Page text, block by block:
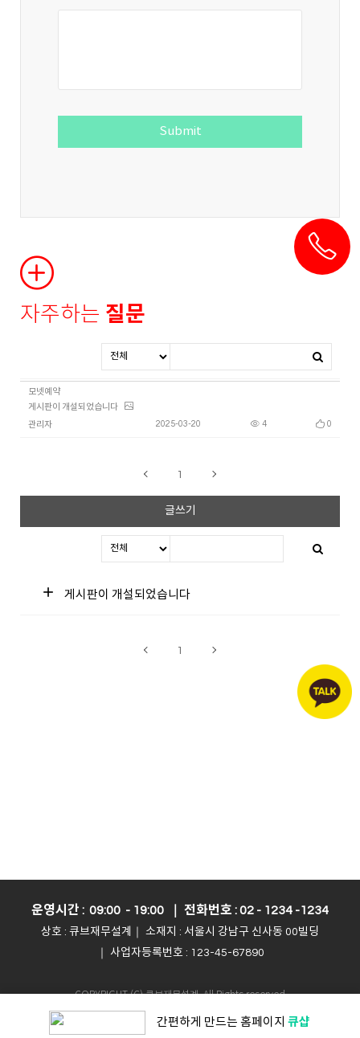
Submit
자주하는 질문
모넷예약
게시판이 개설되었습니다
관리자
0
4
2025-03-20
1
글쓰기
add 게시판이 개설되었습니다
1
운영시간 : 09:00 - 19:00 ｜ 전화번호 : 02 - 1234 -1234
상호 : 큐브재무설계｜ 소재지 : 서울시 강남구 신사동 00빌딩
｜ 사업자등록번호 : 123-45-67890
COPYRIGHT (C) 큐브재무설계. All Rights reserved
Powerd by QUV
간편하게 만드는 홈페이지 큐샵